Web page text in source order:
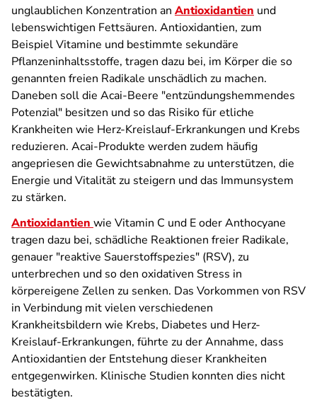
unglaublichen Konzentration an Antioxidantien und
lebenswichtigen Fettsäuren. Antioxidantien, zum
Beispiel Vitamine und bestimmte sekundäre
Pflanzeninhaltsstoffe, tragen dazu bei, im Körper die so
genannten freien Radikale unschädlich zu machen.
Daneben soll die Acai-Beere "entzündungshemmendes
Potenzial" besitzen und so das Risiko für etliche
Krankheiten wie Herz-Kreislauf-Erkrankungen und Krebs
reduzieren. Acai-Produkte werden zudem häufig
angepriesen die Gewichtsabnahme zu unterstützen, die
Energie und Vitalität zu steigern und das Immunsystem
zu stärken.
Antioxidantien wie Vitamin C und E oder Anthocyane
tragen dazu bei, schädliche Reaktionen freier Radikale,
genauer "reaktive Sauerstoffspezies" (RSV), zu
unterbrechen und so den oxidativen Stress in
körpereigene Zellen zu senken. Das Vorkommen von RSV
in Verbindung mit vielen verschiedenen
Krankheitsbildern wie Krebs, Diabetes und Herz-
Kreislauf-Erkrankungen, führte zu der Annahme, dass
Antioxidantien der Entstehung dieser Krankheiten
entgegenwirken. Klinische Studien konnten dies nicht
bestätigten.